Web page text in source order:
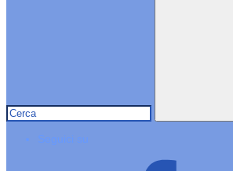
Seguici su